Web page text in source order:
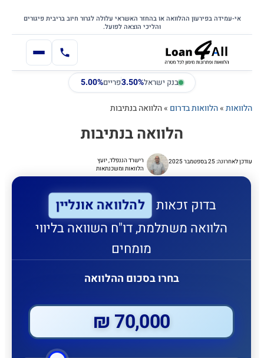
לתוכן
דלג לתוכן הראשי
אי-עמידה בפירעון ההלוואה או בהחזר האשראי עלולה לגרור חיוב בריבית פיגורים
והליכי הוצאה לפועל.
בנק ישראל3.50%פריים5.00%
הלוואות»הלוואות בדרום »הלוואה בנתיבות
הלוואה בנתיבות
עודכן לאחרונה: 25 בספטמבר 2025
רישרד הננפלד, יועץ
הלוואות ומשכנתאות
בדוק זכאות להלוואה אונליין
הלוואה משתלמת, דו"ח השוואה בליווי
מומחים
בחרו בסכום ההלוואה
70,000 ₪